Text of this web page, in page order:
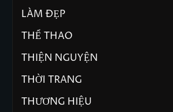
LÀM ĐẸP
THỂ THAO
THIỆN NGUYỆN
THỜI TRANG
THƯƠNG HIỆU